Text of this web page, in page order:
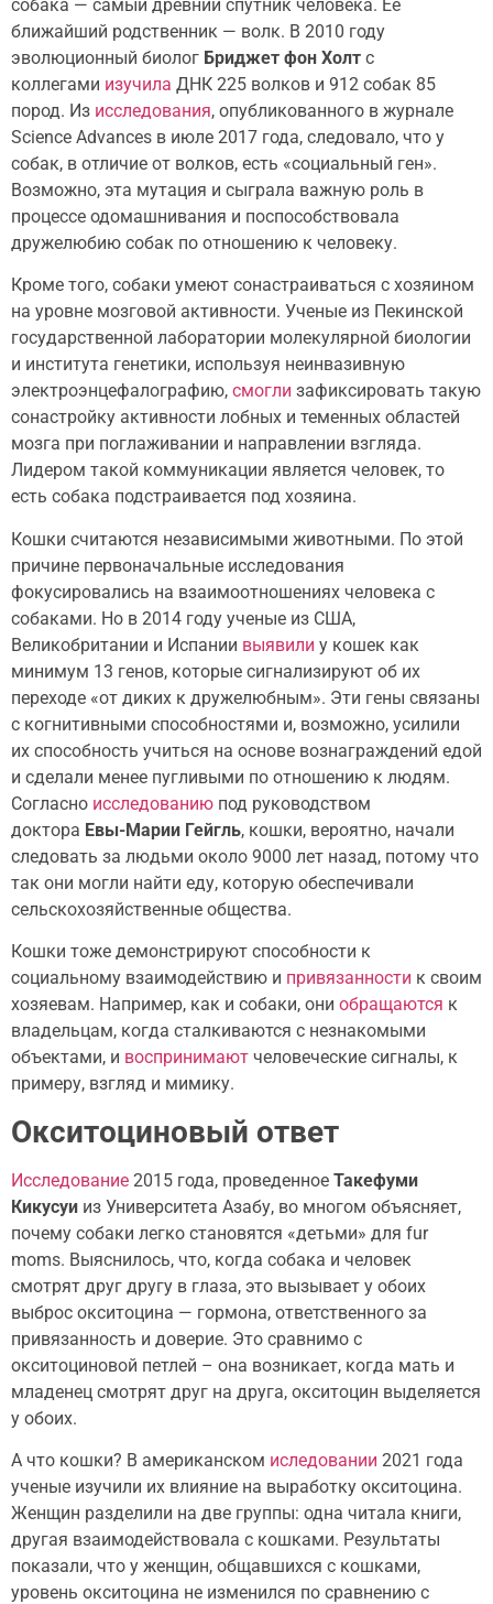
собака — самый древний спутник человека. Ее
ближайший родственник — волк. В 2010 году
эволюционный биолог Бриджет фон Холт c
коллегами изучила ДНК 225 волков и 912 собак 85
пород. Из исследования, опубликованного в журнале
Science Advances в июле 2017 года, следовало, что у
собак, в отличие от волков, есть «социальный ген».
Возможно, эта мутация и сыграла важную роль в
процессе одомашнивания и поспособствовала
дружелюбию собак по отношению к человеку.
Кроме того, cобаки умеют сонастраиваться с хозяином
на уровне мозговой активности. Ученые из Пекинской
государственной лаборатории молекулярной биологии
и института генетики, используя неинвазивную
электроэнцефалографию, смогли зафиксировать такую
сонастройку активности лобных и теменных областей
мозга при поглаживании и направлении взгляда.
Лидером такой коммуникации является человек, то
есть собака подстраивается под хозяина.
Кошки считаются независимыми животными. По этой
причине первоначальные исследования
фокусировались на взаимоотношениях человека с
собаками. Но в 2014 году ученые из США,
Великобритании и Испании выявили у кошек как
минимум 13 генов, которые сигнализируют об их
переходе «от диких к дружелюбным». Эти гены связаны
с когнитивными способностями и, возможно, усилили
их способность учиться на основе вознаграждений едой
и сделали менее пугливыми по отношению к людям.
Согласно исследованию под руководством
доктора Евы-Марии Гейгль, кошки, вероятно, начали
следовать за людьми около 9000 лет назад, потому что
так они могли найти еду, которую обеспечивали
сельскохозяйственные общества.
Кошки тоже демонстрируют способности к
социальному взаимодействию и привязанности к своим
хозяевам​. Например, как и собаки, они обращаются к
владельцам, когда сталкиваются с незнакомыми
объектами, и воспринимают человеческие сигналы, к
примеру, взгляд и мимику.
Окситоциновый ответ
Исследование 2015 года, проведенное Такефуми
Кикусуи из Университета Азабу, во многом объясняет,
почему собаки легко становятся «детьми» для fur
moms. Выяснилось, что, когда собака и человек
смотрят друг другу в глаза, это вызывает у обоих
выброс окситоцина — гормона, ответственного за
привязанность и доверие. Это сравнимо с
окситоциновой петлей – она возникает, когда мать и
младенец смотрят друг на друга, окситоцин выделяется
у обоих.
А что кошки? В американском иследовании 2021 года
ученые изучили их влияние на выработку окситоцина.
Женщин разделили на две группы: одна читала книги,
другая взаимодействовала с кошками. Результаты
показали, что у женщин, общавшихся с кошками,
уровень окситоцина не изменился по сравнению с